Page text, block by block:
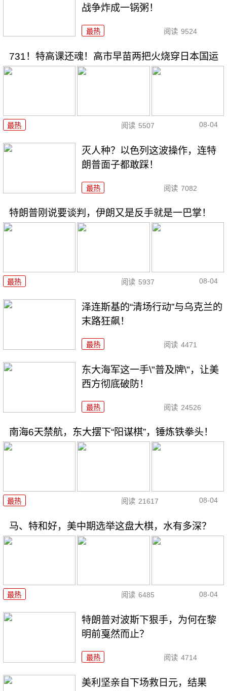
战争炸成一锅粥！
最热 阅读 9524
731！特高课还魂！高市早苗两把火烧穿日本国运
最热 阅读 5507 08-04
灭人种？以色列这波操作，连特
朗普面子都敢踩！
最热 阅读 7082
特朗普刚说要谈判，伊朗又是反手就是一巴掌！
最热 阅读 5937 08-04
泽连斯基的“清场行动”与乌克兰的
末路狂飙！
最热 阅读 4471
东大海军这一手\"普及牌\"，让美
西方彻底破防！
最热 阅读 24526
南海6天禁航，东大摆下“阳谋棋”，锤炼铁拳头！
最热 阅读 21617 08-04
马、特和好，美中期选举这盘大棋，水有多深？
最热 阅读 6485 08-04
特朗普对波斯下狠手，为何在黎
明前戛然而止？
最热 阅读 4714
美利坚亲自下场救日元，结果